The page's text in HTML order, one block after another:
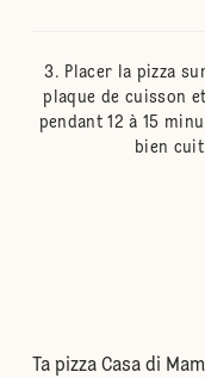
Placer la pizza
plaque de cuisson
pendant 12 à 15
bien
Ta pizza Casa di